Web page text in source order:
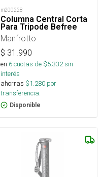
m200228
Columna Central Corta
Para Tripode Befree
Manfrotto
$ 31.990
en 6cuotas de $5.332sin
interés
ahorras $1.280 por
transferencia.
Disponible